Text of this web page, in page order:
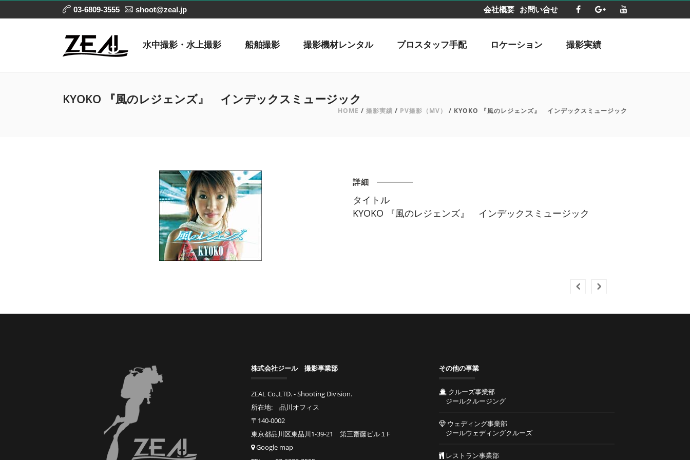
03-6809-3555 shoot@zeal.jp 会社概要 お問い合せ
水中撮影・水上撮影 船舶撮影 撮影機材レンタル プロスタッフ手配 ロケーション 撮影実績
KYOKO 『風のレジェンズ』 インデックスミュージック
HOME / 撮影実績 / PV撮影（MV） / KYOKO 『風のレジェンズ』 インデックスミュージック
詳細
タイトル
KYOKO 『風のレジェンズ』 インデックスミュージック
株式会社ジール 撮影事業部
ZEAL Co.,LTD. - Shooting Division.
所在地: 品川オフィス
〒140-0002
東京都品川区東品川1-39-21 第三齋藤ビル１F
Google map
その他の事業
クルーズ事業部
ジールクルージング
ウェディング事業部
ジールウェディングクルーズ
レストラン事業部